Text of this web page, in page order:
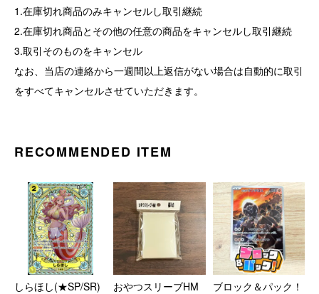
1.在庫切れ商品のみキャンセルし取引継続
2.在庫切れ商品とその他の任意の商品をキャンセルし取引継続
3.取引そのものをキャンセル
なお、当店の連絡から一週間以上返信がない場合は自動的に取引
をすべてキャンセルさせていただきます。
RECOMMENDED ITEM
しらほし(★SP/SR)
おやつスリーブHM
ブロック＆パック！